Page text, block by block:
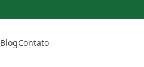
BlogContato